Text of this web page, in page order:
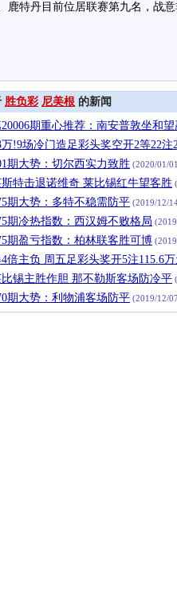
特丹目前位居联赛第九名，战意
胜负彩 尼美根 的新闻
期重心推荐：南安普敦坐和望
万!9场冷门造足彩头奖空开2等22注
期大势：切尔西实力致胜 (2020/01/
特击退诺维奇 莱比锡红牛望客胜
期大势：多特不稳需防平 (2019/12/
期冷热指数：西汉姆不败格局
期盈亏指数：柏林联客胜可博
倍主负 周五足彩头奖开5注115.6
锡主胜作胆 那不勒斯客场防冷平
期大势：利物浦客场防平 (2019/12/